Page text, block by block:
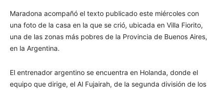
Maradona acompañó el texto publicado este miércoles con
una foto de la casa en la que se crió, ubicada en Villa Fiorito,
una de las zonas más pobres de la Provincia de Buenos Aires,
en la Argentina.
El entrenador argentino se encuentra en Holanda, donde el
equipo que dirige, el Al Fujairah, de la segunda división de los